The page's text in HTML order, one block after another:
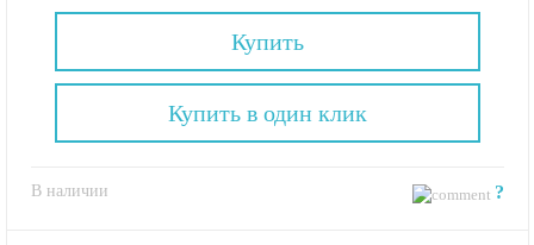
Купить
В наличии ?
Купить в один клик